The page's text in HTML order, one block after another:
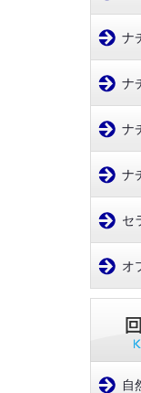
ナ
ナ
ナ
ナ
セ
オ
自